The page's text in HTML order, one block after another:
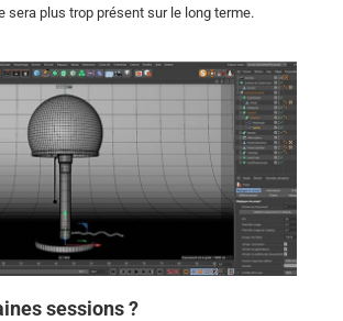
sera plus trop présent sur le long terme.
sessions ?